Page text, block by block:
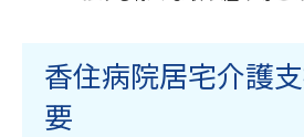
香住病院居宅介護
要